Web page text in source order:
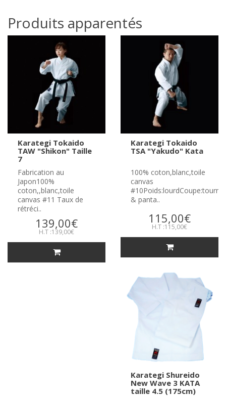
Produits apparentés
Karategi Tokaido
TAW "Shikon" Taille
7
Fabrication au
Japon100%
coton,,blanc,toile
canvas #11 Taux de
rétréci..
139,00€
H.T :139,00€
Karategi Tokaido
TSA "Yakudo" Kata
100% coton,blanc,toile
canvas
& panta..
115,00€
H.T :115,00€
Karategi Shureido
New Wave 3 KATA
taille 4.5 (175cm)